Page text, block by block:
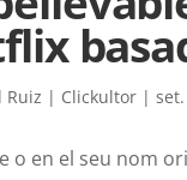
Ruiz | Clickultor |
o en el seu nom